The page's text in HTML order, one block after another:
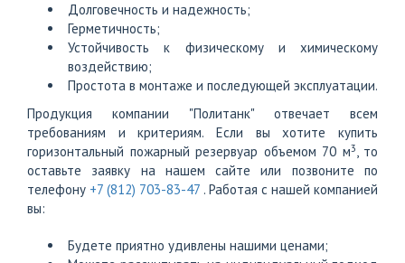
Долговечность и надежность;
Герметичность;
Устойчивость к физическому и химическому
воздействию;
Простота в монтаже и последующей эксплуатации.
Продукция компании "Политанк" отвечает всем
требованиям и критериям. Если вы хотите купить
горизонтальный пожарный резервуар объемом 70 м3, то
оставьте заявку на нашем сайте или позвоните по
телефону +7 (812) 703-83-47 . Работая с нашей компанией
вы:
Будете приятно удивлены нашими ценами;